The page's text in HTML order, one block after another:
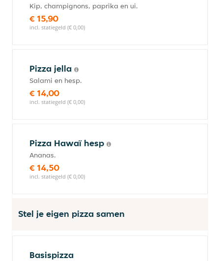
Kip, champignons, paprika en ui.
€ 15,90
incl. statiegeld (€ 0,00)
Pizza jella
Salami en hesp.
€ 14,00
incl. statiegeld (€ 0,00)
Pizza Hawaï hesp
Ananas.
€ 14,50
incl. statiegeld (€ 0,00)
Stel je eigen pizza samen
Basispizza